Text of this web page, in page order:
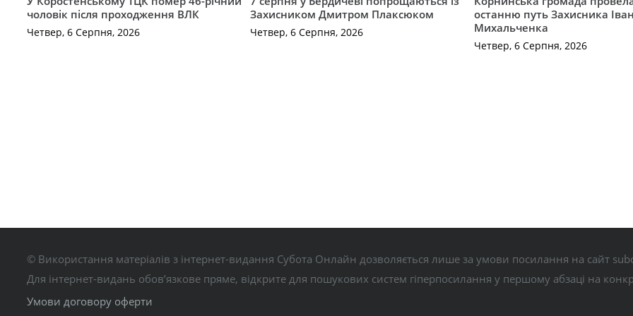
чоловік після проходження ВЛК
Четвер, 6 Серпня, 2026
Захисником Дмитром Плаксюком
Четвер, 6 Серпня, 2026
останню путь Захисника
Михальченка
Четвер, 6 Серпня, 2026
© Використання матеріалів з інтернет-видання Субота Онлайн дозволяється лише за умови посилання на сайт
Для інтернет-видань обов’язкове пряме, відкрите для пошукових систем гіперпосилання у першому абзаці на
Умови договору оферти